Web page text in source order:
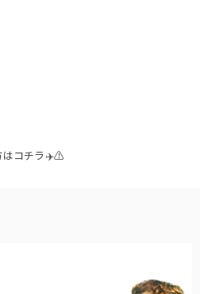
はコチラ✈️⚠️